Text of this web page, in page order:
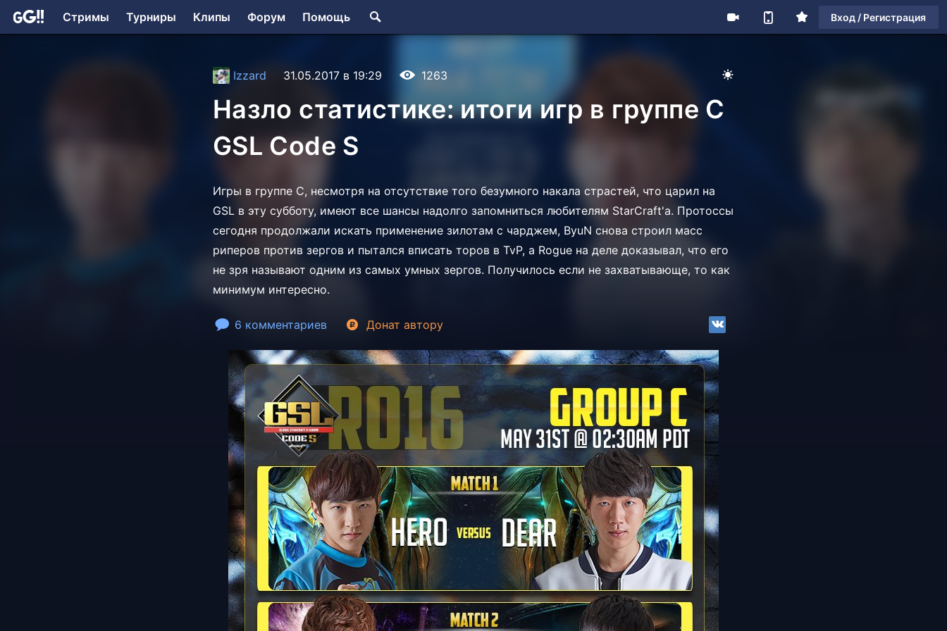
Стримы Турниры Клипы Форум Помощь Вход / Регистрация
Izzard 31.05.2017 в 19:29 1263
Назло статистике: итоги игр в группе С
GSL Code S
Игры в группе С, несмотря на отсутствие того безумного накала страстей, что царил на
GSL в эту субботу, имеют все шансы надолго запомниться любителям StarCraft'а. Протоссы
сегодня продолжали искать применение зилотам с чарджем, ByuN снова строил масс
риперов против зергов и пытался вписать торов в TvP, а Rogue на деле доказывал, что его
не зря называют одним из самых умных зергов. Получилось если не захватывающе, то как
минимум интересно.
6 комментариев Донат автору